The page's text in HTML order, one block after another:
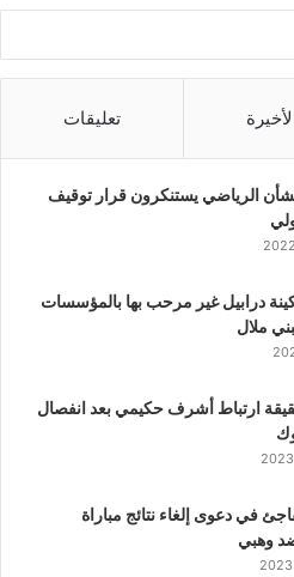
تعليقات
الرياضي يستنكرون قرار توقيف
درابيل غير مرحب بها بالمؤسسات
ملال
ارتباط أشرف حكيمي بعد انفصال
في دعوى إلغاء نتائج مباراة
وهبي